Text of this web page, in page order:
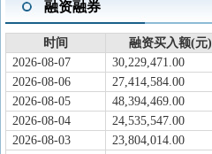
融资融券
时间 融资买入额(元)
2026-08-07
30,229,471.00
2026-08-06
27,414,584.00
2026-08-05
48,394,469.00
2026-08-04
24,535,547.00
2026-08-03
23,804,014.00